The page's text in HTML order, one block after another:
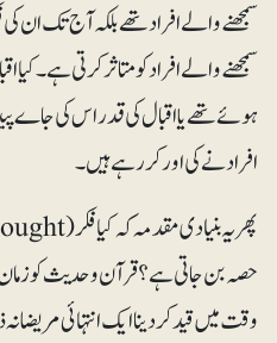
سمجھنے والے افراد تھے بلکہ آج تک ان
سمجھنے والے افراد کو متاثرکرتی ہے ۔
ہوئے تھے یا اقبال کی قدر اس کی جاے
افراد نے کی اور کر رہے ہیں ۔
حصہ بن جاتی ہے ؟ قرآن وحدیث کو
وقت میں قید کر دینا ایک انتہائی